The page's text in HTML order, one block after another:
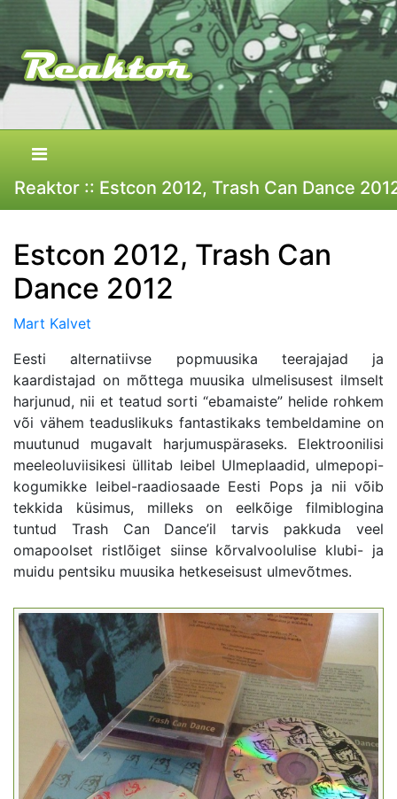
Reaktor :: Estcon 2012, Trash Can Dance
Estcon 2012, Trash Can
Dance 2012
Mart Kalvet
Eesti alternatiivse popmuusika teerajajad ja
kaardistajad on mõttega muusika ulmelisusest ilmselt
harjunud, nii et teatud sorti “ebamaiste” helide rohkem
või vähem teaduslikuks fantastikaks tembeldamine on
muutunud mugavalt harjumuspäraseks. Elektroonilisi
meeleoluviisikesi üllitab leibel Ulmeplaadid, ulmepopi-
kogumikke leibel-raadiosaade Eesti Pops ja nii võib
tekkida küsimus, milleks on eelkõige filmiblogina
tuntud Trash Can Dance’il tarvis pakkuda veel
omapoolset ristlõiget siinse kõrvalvoolulise klubi- ja
muidu pentsiku muusika hetkeseisust ulmevõtmes.